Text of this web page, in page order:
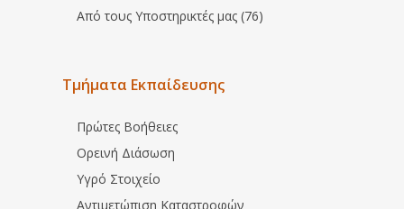
Από τους Υποστηρικτές μας (76)
Τμήματα Εκπαίδευσης
Πρώτες Βοήθειες
Ορεινή Διάσωση
Υγρό Στοιχείο
Αντιμετώπιση Καταστροφών